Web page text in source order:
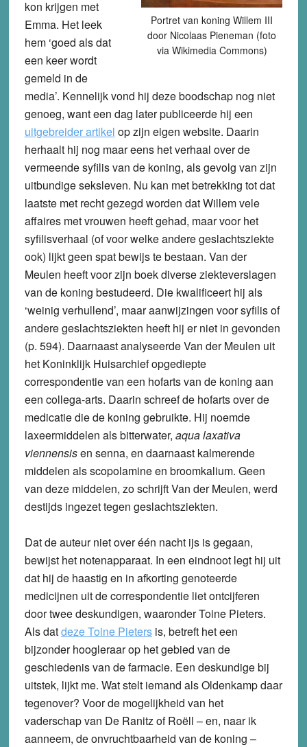
Portret van koning Willem III
door Nicolaas Pieneman (foto
via Wikimedia Commons)
kon krijgen met
Emma. Het leek
hem ‘goed als dat
een keer wordt
gemeld in de
media’. Kennelijk vond hij deze boodschap nog niet
genoeg, want een dag later publiceerde hij een
uitgebreider artikel op zijn eigen website. Daarin
herhaalt hij nog maar eens het verhaal over de
vermeende syfilis van de koning, als gevolg van zijn
uitbundige seksleven. Nu kan met betrekking tot dat
laatste met recht gezegd worden dat Willem vele
affaires met vrouwen heeft gehad, maar voor het
syfilisverhaal (of voor welke andere geslachtsziekte
ook) lijkt geen spat bewijs te bestaan. Van der
Meulen heeft voor zijn boek diverse ziekteverslagen
van de koning bestudeerd. Die kwalificeert hij als
‘weinig verhullend’, maar aanwijzingen voor syfilis of
andere geslachtsziekten heeft hij er niet in gevonden
(p. 594). Daarnaast analyseerde Van der Meulen uit
het Koninklijk Huisarchief opgediepte
correspondentie van een hofarts van de koning aan
een collega-arts. Daarin schreef de hofarts over de
medicatie die de koning gebruikte. Hij noemde
laxeermiddelen als bitterwater, aqua laxativa
viennensisen senna, en daarnaast kalmerende
middelen als scopolamine en broomkalium. Geen
van deze middelen, zo schrijft Van der Meulen, werd
destijds ingezet tegen geslachtsziekten.
Dat de auteur niet over één nacht ijs is gegaan,
bewijst het notenapparaat. In een eindnoot legt hij uit
dat hij de haastig en in afkorting genoteerde
medicijnen uit de correspondentie liet ontcijferen
door twee deskundigen, waaronder Toine Pieters.
Als datdeze Toine Pietersis, betreft het een
bijzonder hoogleraar op het gebied van de
geschiedenis van de farmacie. Een deskundige bij
uitstek, lijkt me. Wat stelt iemand als Oldenkamp daar
tegenover? Voor de mogelijkheid van het
vaderschap van De Ranitz of Roëll – en, naar ik
aanneem, de onvruchtbaarheid van de koning –